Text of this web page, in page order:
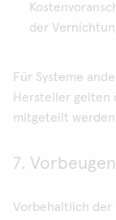
der
Für Systeme
Hersteller gelten
mitgeteilt
7.
Vorbehaltlich der